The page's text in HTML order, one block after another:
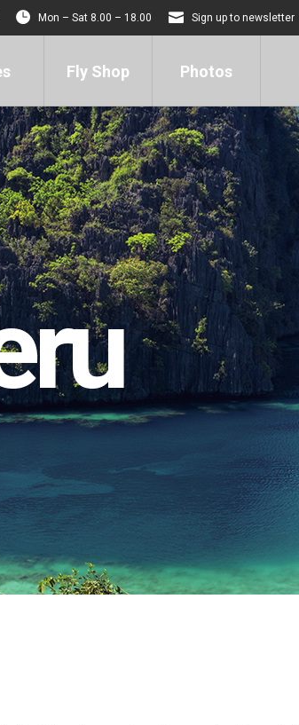
Mon – Sat 8.00 – 18.00 Sign up to newsletter
Fly Shop Photos